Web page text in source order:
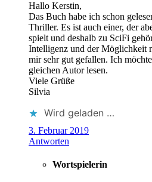
Hallo Kerstin,
Das Buch habe ich schon
Thriller. Es ist auch einer, der
spielt und deshalb zu SciFi
Intelligenz und der Möglichkeit
mir sehr gut gefallen. Ich
gleichen Autor lesen.
Viele Grüße
Silvia
Wird geladen …
3. Februar 2019
Antworten
Wortspielerin